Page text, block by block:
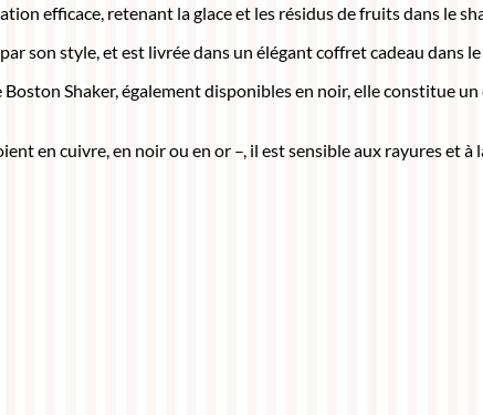
efficace, retenant la glace et les résidus de fruits dans le
son style, et est livrée dans un élégant coffret cadeau dans
Shaker, également disponibles en noir, elle constitue
en cuivre, en noir ou en or –, il est sensible aux rayures et